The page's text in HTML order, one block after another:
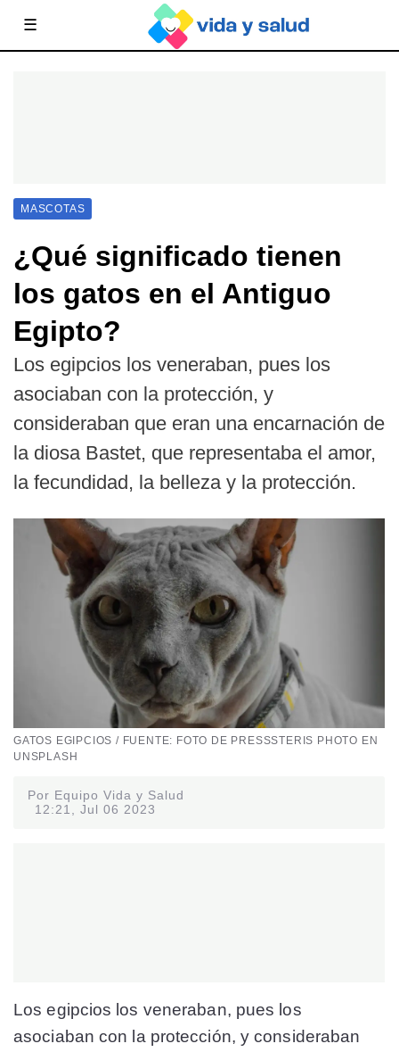
☰
MASCOTAS
¿Qué significado tienen
los gatos en el Antiguo
Egipto?
Los egipcios los veneraban, pues los
asociaban con la protección, y
consideraban que eran una encarnación de
la diosa Bastet, que representaba el amor,
la fecundidad, la belleza y la protección.
GATOS EGIPCIOS / FUENTE: FOTO DE PRESSSTERIS PHOTO EN
UNSPLASH
Por Equipo Vida y Salud
12:21, Jul 06 2023
Los egipcios los veneraban, pues los
asociaban con la protección, y consideraban